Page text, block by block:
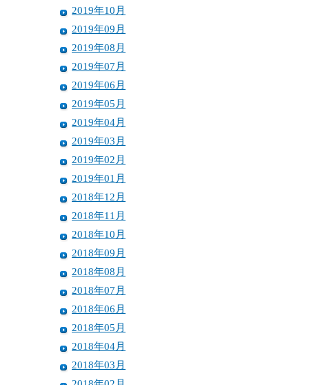
2019年10月
2019年09月
2019年08月
2019年07月
2019年06月
2019年05月
2019年04月
2019年03月
2019年02月
2019年01月
2018年12月
2018年11月
2018年10月
2018年09月
2018年08月
2018年07月
2018年06月
2018年05月
2018年04月
2018年03月